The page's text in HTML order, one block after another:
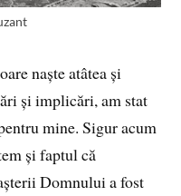
naște atâtea și
și implicări, am stat
mine. Sigur acum
și faptul că
Domnului a fost